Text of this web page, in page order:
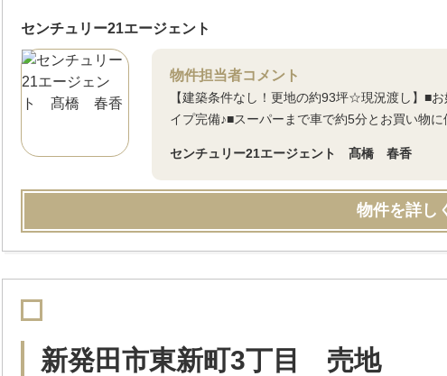
センチュリー21エージェント
物件担当者コメント
【建築条件なし！更地の約93坪☆現況渡し】■
イプ完備♪■スーパーまで車で約5分とお買い物
センチュリー21エージェント 髙橋 春香
物件を詳し
新発田市東新町3丁目 売地